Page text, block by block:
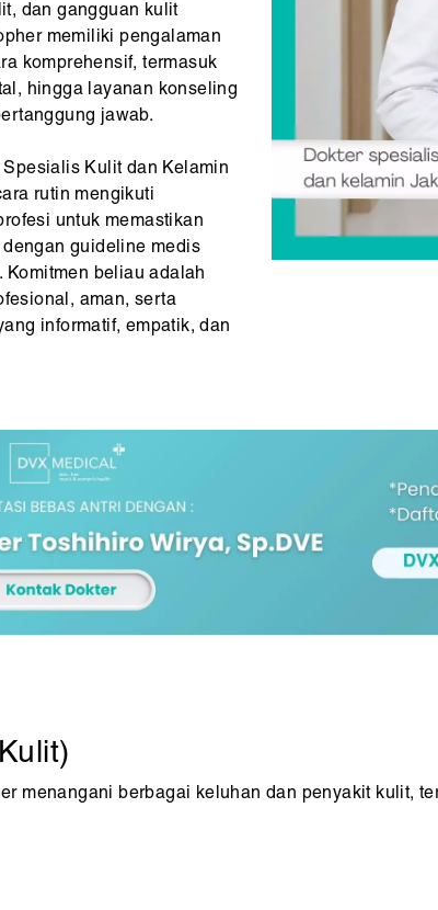
dan gangguan kulit
memiliki pengalaman
komprehensif, termasuk
hingga layanan konseling
jawab.
Kulit dan Kelamin
rutin mengikuti
untuk memastikan
guideline medis
beliau adalah
aman, serta
informatif, empatik, dan
menangani berbagai keluhan dan penyakit kulit,